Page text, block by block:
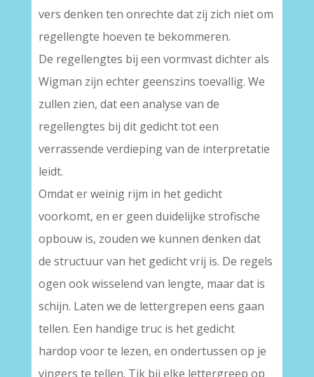
vers denken ten onrechte dat zij zich niet om
regellengte hoeven te bekommeren.
De regellengtes bij een vormvast dichter als
Wigman zijn echter geenszins toevallig. We
zullen zien, dat een analyse van de
regellengtes bij dit gedicht tot een
verrassende verdieping van de interpretatie
leidt.
Omdat er weinig rijm in het gedicht
voorkomt, en er geen duidelijke strofische
opbouw is, zouden we kunnen denken dat
de structuur van het gedicht vrij is. De regels
ogen ook wisselend van lengte, maar dat is
schijn. Laten we de lettergrepen eens gaan
tellen. Een handige truc is het gedicht
hardop voor te lezen, en ondertussen op je
vingers te tellen. Tik bij elke lettergreep op